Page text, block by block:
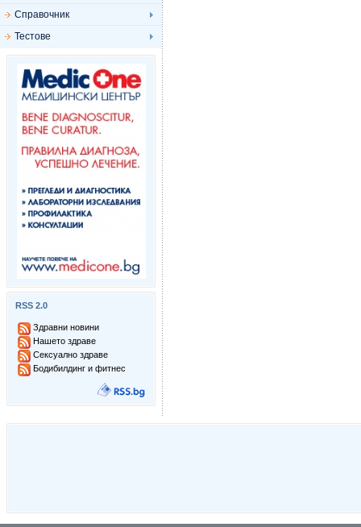
Справочник
Тестове
RSS 2.0
Здравни новини
Нашето здраве
Сексуално здраве
Бодибилдинг и фитнес